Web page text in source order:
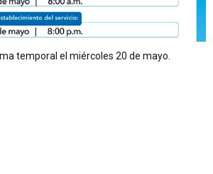
temporal el miércoles 20 de mayo.